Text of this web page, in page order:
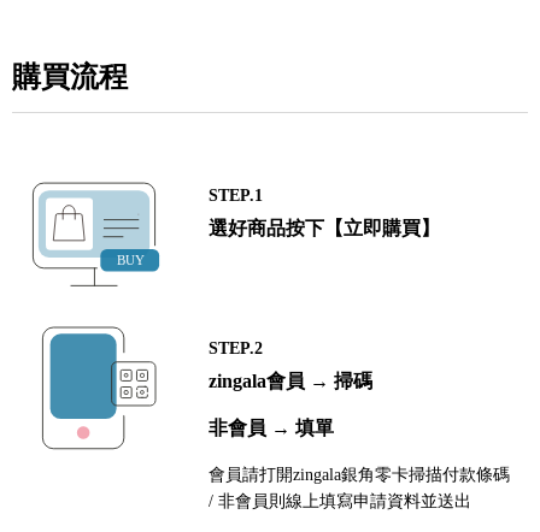
購買流程
STEP.1
選好商品按下【立即購買】
STEP.2
zingala會員 → 掃碼
非會員 → 填單
會員請打開zingala銀角零卡掃描付款條碼
/ 非會員則線上填寫申請資料並送出